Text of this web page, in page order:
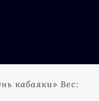
кабаяки» Вес: